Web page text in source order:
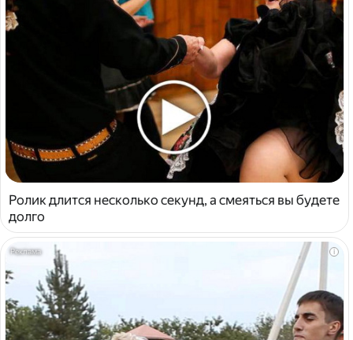
Ролик длится несколько секунд, а смеяться вы будете
долго
i